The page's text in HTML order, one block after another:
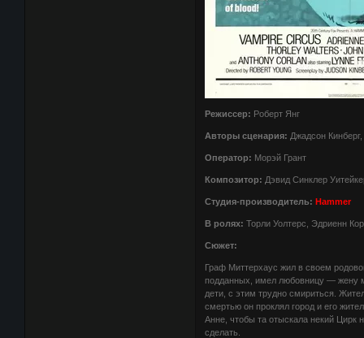
Режиссер: Роберт Янг
Авторы сценария: Джадсон
Оператор: Морэй Грант
Композитор: Дэвид Синклер
Студия-производитель:Hammer
В ролях: Торли Уолтерс, Эдриенн
Сюжет:
Граф Миттерхаус жил в своем
подданных, имел любовницу — жену
дети, с этим трудно смириться.
смертью он проклял город и его
Анне, чтобы та отыскала некий Цирк
сделать.